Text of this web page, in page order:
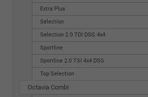
Extra Plus
Selection
Selection 2.0 TDI DSG 4x4
Sportline
Sportline 2.0 TSI 4x4 DSG
Top Selection
Octavia Combi